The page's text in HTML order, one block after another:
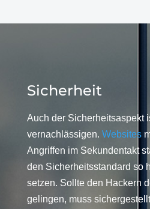
Sicherheit
Auch der Sicherheitsaspekt
vernachlässigen. Websites
Angriffen im Sekundentakt
den Sicherheitsstandard so
setzen. Sollte den Hackern
gelingen, muss